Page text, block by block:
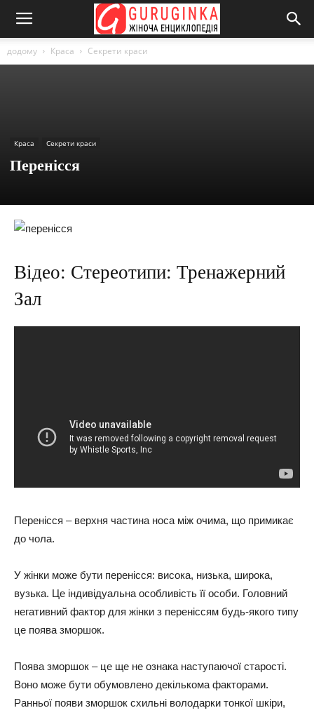
додому Краса Секрети краси
Краса Секрети краси
Перенісся
Відео: Стереотипи: Тренажерний
Зал
Перенісся – верхня частина носа між очима, що примикає
до чола.
У жінки може бути перенісся: висока, низька, широка,
вузька. Це індивідуальна особливість її особи. Головний
негативний фактор для жінки з переніссям будь-якого типу
це поява зморшок.
Поява зморшок – це ще не ознака наступаючої старості.
Воно може бути обумовлено декількома факторами.
Ранньої появи зморшок схильні володарки тонкої шкіри,